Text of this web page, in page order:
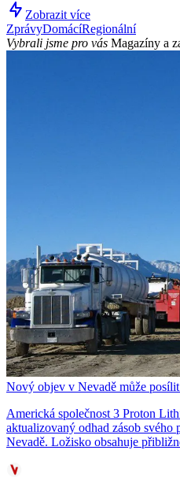
Zobrazit více
ZprávyDomácíRegionální
Vybrali jsme pro vás Magazíny a
Nový objev v Nevadě může
Americká společnost 3 Proton
aktualizovaný odhad zásob
Nevadě. Ložisko obsahuje